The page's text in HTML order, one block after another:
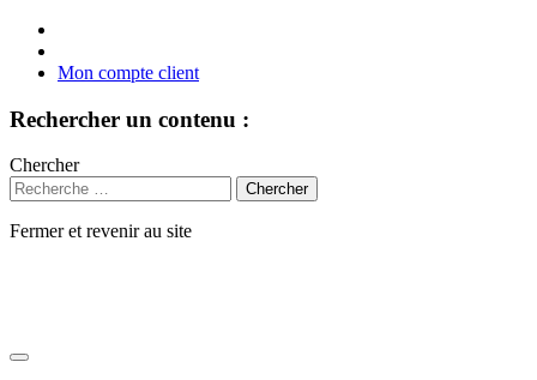
Mon compte client
Rechercher un contenu :
Chercher
Fermer et revenir au site